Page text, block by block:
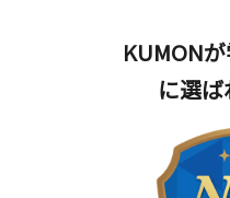
KUMON
に選ば